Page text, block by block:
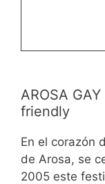
AROSA
friendly
En el corazón
de Arosa, se
2005 este